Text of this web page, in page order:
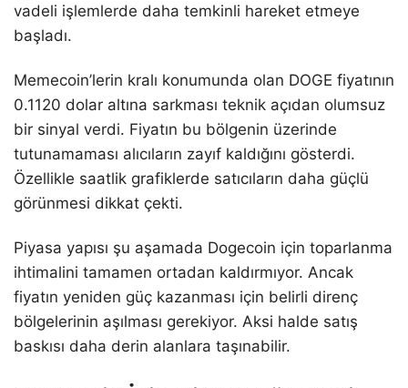
vadeli işlemlerde daha temkinli hareket etmeye
başladı.
Memecoin’lerin kralı konumunda olan DOGE fiyatının
0.1120 dolar altına sarkması teknik açıdan olumsuz
bir sinyal verdi. Fiyatın bu bölgenin üzerinde
tutunamaması alıcıların zayıf kaldığını gösterdi.
Özellikle saatlik grafiklerde satıcıların daha güçlü
görünmesi dikkat çekti.
Piyasa yapısı şu aşamada Dogecoin için toparlanma
ihtimalini tamamen ortadan kaldırmıyor. Ancak
fiyatın yeniden güç kazanması için belirli direnç
bölgelerinin aşılması gerekiyor. Aksi halde satış
baskısı daha derin alanlara taşınabilir.